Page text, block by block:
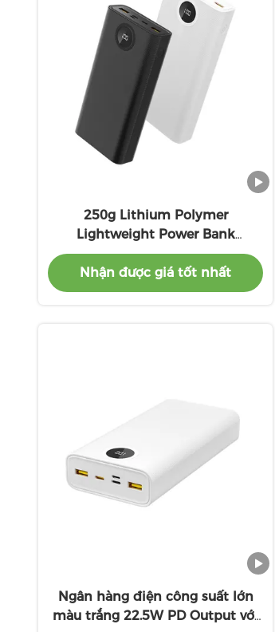
250g Lithium Polymer
Lightweight Power Bank
10000mah Capacity
Nhận được giá tốt nhất
Ngân hàng điện công suất lớn
màu trắng 22.5W PD Output với